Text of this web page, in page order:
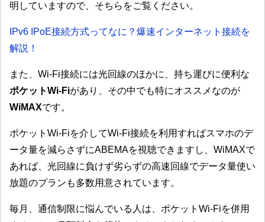
明していますので、そちらをご覧ください。
IPv6 IPoE接続方式ってなに？爆速インターネット接続を
解説！
また、Wi-Fi接続には光回線のほかに、持ち運びに便利な
ポケットWi-Fiがあり、その中でも特にオススメなのが
WiMAXです。
ポケットWi-Fiを介してWi-Fi接続を利用すればスマホのデ
ータ量を減らさずにABEMAを視聴できますし、WiMAXで
あれば、光回線に負けず劣らずの高速回線でデータ量使い
放題のプランも多数用意されています。
毎月、通信制限に悩んでいる人は、ポケットWi-Fiを併用